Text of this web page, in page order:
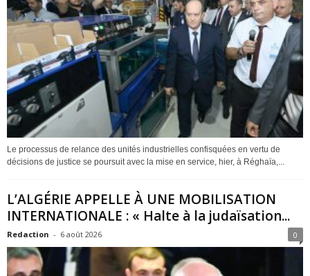
Le processus de relance des unités industrielles confisquées en vertu de
décisions de justice se poursuit avec la mise en service, hier, à Réghaïa,...
L’ALGÉRIE APPELLE À UNE MOBILISATION
INTERNATIONALE : « Halte à la judaïsation...
Redaction - 6 août 2026 0